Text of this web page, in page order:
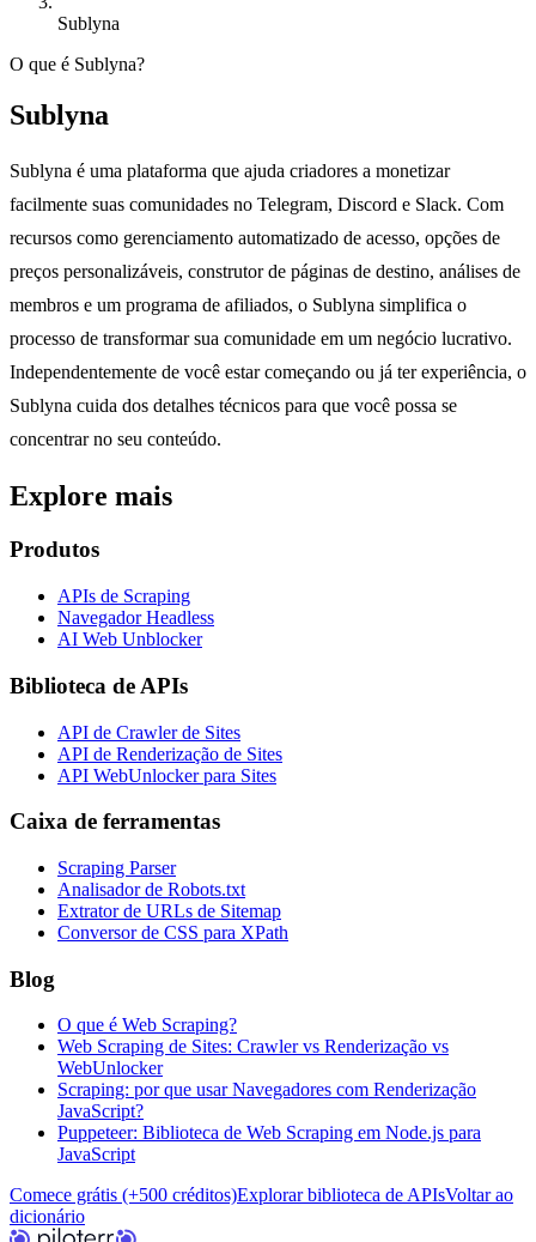
Sublyna
O que é Sublyna?
Sublyna
Sublyna é uma plataforma que ajuda criadores a monetizar
facilmente suas comunidades no Telegram, Discord e Slack. Com
recursos como gerenciamento automatizado de acesso, opções de
preços personalizáveis, construtor de páginas de destino, análises de
membros e um programa de afiliados, o Sublyna simplifica o
processo de transformar sua comunidade em um negócio lucrativo.
Independentemente de você estar começando ou já ter experiência, o
Sublyna cuida dos detalhes técnicos para que você possa se
concentrar no seu conteúdo.
Explore mais
Produtos
APIs de Scraping
Navegador Headless
AI Web Unblocker
Biblioteca de APIs
API de Crawler de Sites
API de Renderização de Sites
API WebUnlocker para Sites
Caixa de ferramentas
Scraping Parser
Analisador de Robots.txt
Extrator de URLs de Sitemap
Conversor de CSS para XPath
Blog
O que é Web Scraping?
Web Scraping de Sites: Crawler vs Renderização vs
WebUnlocker
Scraping: por que usar Navegadores com Renderização
JavaScript?
Puppeteer: Biblioteca de Web Scraping em Node.js para
JavaScript
Comece grátis (+500 créditos)Explorar biblioteca de APIsVoltar ao
dicionário